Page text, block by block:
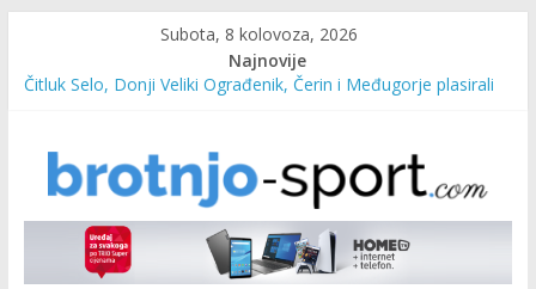
Subota, 8 kolovoza, 2026
Najnovije
Čitluk Selo, Donji Veliki Ograđenik, Čerin i Međugorje plasirali
Marin Čilić napredovao na ATP ljestvici
Poznati polufinalisti MNL MZ općine Čitluk – Brotnjo 2026.
Predsjednica Vlade Marija Buhač, ministar Ivo Bevanda i
načelnik Marin Radišić čestitali organizatoricama na realizaciji
sportsko edukativnog kampa “Izlazi vani”